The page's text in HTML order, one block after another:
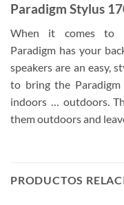
Paradigm Stylus
When it comes to
Paradigm has your
speakers are an easy,
to bring the
indoors … outdoors.
them outdoors and
PRODUCTOS